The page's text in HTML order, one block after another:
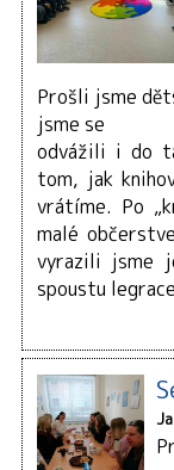
Prošli jsme
jsme se
odvážili i do
tom, jak
vrátíme. Po
malé
vyrazili jsme
spoustu